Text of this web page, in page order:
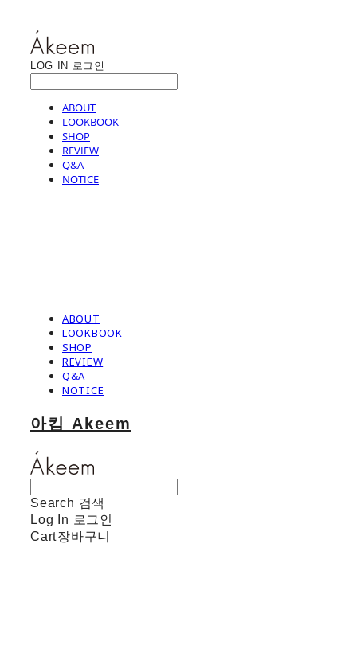
LOG IN 로그인
ABOUT
LOOKBOOK
SHOP
REVIEW
Q&A
NOTICE
ABOUT
LOOKBOOK
SHOP
REVIEW
Q&A
NOTICE
아킴 Akeem
Search 검색
Log In 로그인
Cart장바구니